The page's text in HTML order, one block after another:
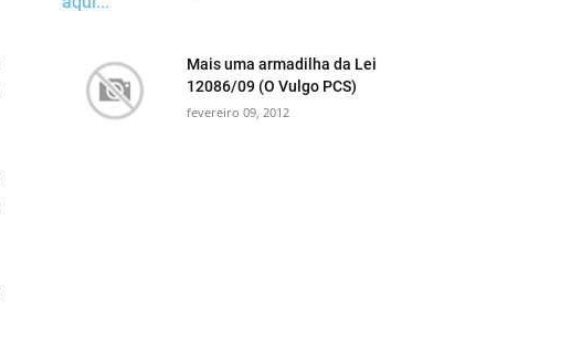
Mais uma armadilha da Lei
12086/09 (O Vulgo PCS)
fevereiro 09, 2012